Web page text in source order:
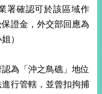
署確認可於該區域作
證金，外交部回應為
）
為「沖之鳥礁」地位
行管轄，並曾扣拘捕